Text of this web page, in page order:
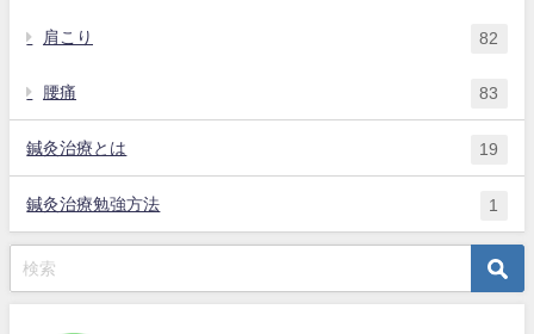
肩こり 82
腰痛 83
鍼灸治療とは 19
鍼灸治療勉強方法 1